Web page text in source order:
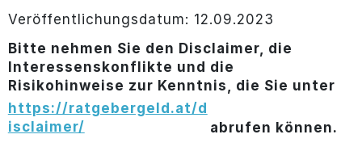
Veröffentlichungsdatum: 12.09.2023
Bitte nehmen Sie den Disclaimer, die
Interessenskonflikte und die
Risikohinweise zur Kenntnis, die Sie unter
https://ratgebergeld.at/d
isclaimer/
abrufen können.